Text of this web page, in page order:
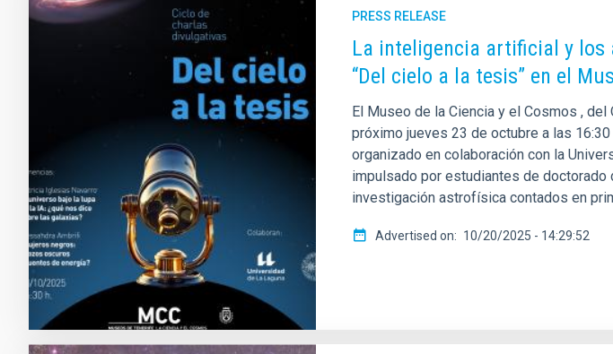
PRESS RELEASE
La inteligencia artificial y los
“Del cielo a la tesis” en el
El Museo de la Ciencia y el Cosmos ,
próximo jueves 23 de octubre a las
organizado en colaboración con la
impulsado por estudiantes de doctorado
investigación astrofísica contados en
Advertised on 10/20/2025 - 14:29:52